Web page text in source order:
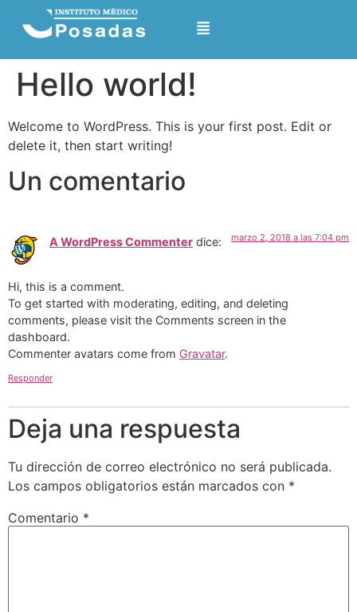
Hello world!
Welcome to WordPress. This is your first post. Edit or
delete it, then start writing!
Un comentario
A WordPress Commenter dice: marzo 2, 2018 a las 7:04 pm
Hi, this is a comment.
To get started with moderating, editing, and deleting
comments, please visit the Comments screen in the
dashboard.
Commenter avatars come from Gravatar.
Responder
Deja una respuesta
Tu dirección de correo electrónico no será publicada.
Los campos obligatorios están marcados con *
Comentario *